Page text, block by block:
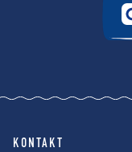
KONTAKT